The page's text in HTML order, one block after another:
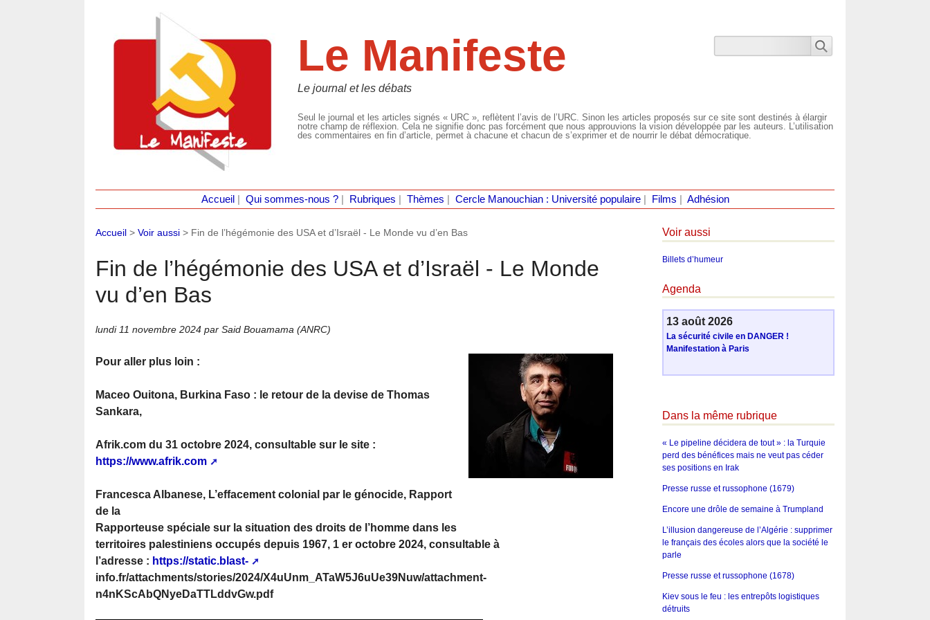
Le Manifeste
Le journal et les débats
Seul le journal et les articles signés « URC », reflètent l’avis de l’URC. Sinon les articles proposés sur ce site sont destinés à élargir
notre champ de réflexion. Cela ne signifie donc pas forcément que nous approuvions la vision développée par les auteurs. L’utilisation
des commentaires en fin d’article, permet à chacune et chacun de s’exprimer et de nourrir le débat démocratique.
Accueil Qui sommes-nous ?| Rubriques Thèmes Cercle Manouchian : Université populaire| Films Adhésion
Accueil > Voir aussi > Fin de l’hégémonie des USA et d’Israël - Le Monde vu d’en Bas
Fin de l’hégémonie des USA et d’Israël - Le Monde
vu d’en Bas
lundi 11 novembre 2024 par Said Bouamama (ANRC)
Pour aller plus loin :
Maceo Ouitona, Burkina Faso : le retour de la devise de Thomas
Sankara,
Afrik.com du 31 octobre 2024, consultable sur le site :
https://www.afrik.com
Francesca Albanese, L’effacement colonial par le génocide, Rapport
de la
Rapporteuse spéciale sur la situation des droits de l’homme dans les
territoires palestiniens occupés depuis 1967, 1 er octobre 2024, consultable à
l’adresse : https://static.blast-
info.fr/attachments/stories/2024/X4uUnm_ATaW5J6uUe39Nuw/attachment-
n4nKScAbQNyeDaTTLddvGw.pdf
Voir aussi
Billets d’humeur
Agenda
13 août 2026
La sécurité civile en DANGER !
Manifestation à Paris
Dans la même rubrique
« Le pipeline décidera de tout » : la Turquie
perd des bénéfices mais ne veut pas céder
ses positions en Irak
Presse russe et russophone (1679)
Encore une drôle de semaine à Trumpland
L’illusion dangereuse de l’Algérie : supprimer
le français des écoles alors que la société le
parle
Presse russe et russophone (1678)
Kiev sous le feu : les entrepôts logistiques
détruits